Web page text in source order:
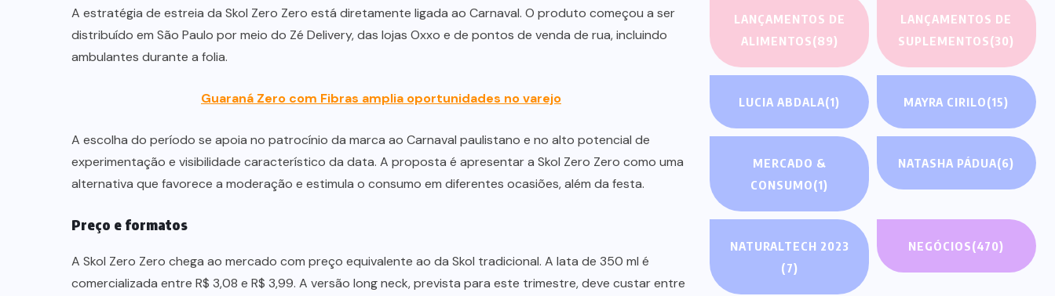
A estratégia de estreia da Skol Zero Zero está diretamente ligada ao Carnaval. O produto começou a ser
distribuído em São Paulo por meio do Zé Delivery, das lojas Oxxo e de pontos de venda de rua, incluindo
ambulantes durante a folia.
Guaraná Zero com Fibras amplia oportunidades no varejo
A escolha do período se apoia no patrocínio da marca ao Carnaval paulistano e no alto potencial de
experimentação e visibilidade característico da data. A proposta é apresentar a Skol Zero Zero como uma
alternativa que favorece a moderação e estimula o consumo em diferentes ocasiões, além da festa.
Preço e formatos
A Skol Zero Zero chega ao mercado com preço equivalente ao da Skol tradicional. A lata de 350 ml é
comercializada entre R$ 3,08 e R$ 3,99. A versão long neck, prevista para este trimestre, deve custar entre
LANÇAMENTOS DE
ALIMENTOS(89)
LANÇAMENTOS DE
SUPLEMENTOS(30)
LUCIA ABDALA(1) MAYRA CIRILO(15)
MERCADO &
CONSUMO(1)
NATASHA PÁDUA(6)
NATURALTECH 2023
(7)
NEGÓCIOS(470)